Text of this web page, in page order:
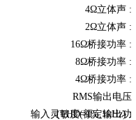
4Ω立体声 :
2Ω立体声 :
16Ω桥接功率 :
8Ω桥接功率 :
4Ω桥接功率 :
RMS输出电压
(THD=1%,1kHz) :
输入灵敏度(额定输出功